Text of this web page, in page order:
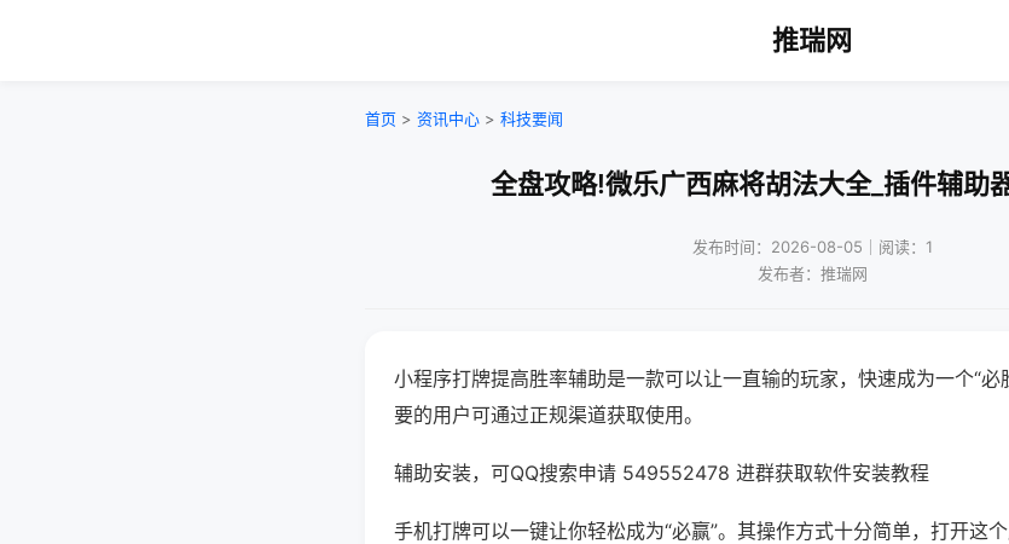
推瑞网
首页 > 资讯中心 > 科技要闻
全盘攻略!微乐广西麻将胡法大全_插件辅助
发布时间：2026-08-05｜阅读：1
发布者：推瑞网
小程序打牌提高胜率辅助是一款可以让一直输的玩家，快速成为一个“必
要的用户可通过正规渠道获取使用。
辅助安装，可QQ搜索申请 549552478 进群获取软件安装教程
手机打牌可以一键让你轻松成为“必赢”。其操作方式十分简单，打开这